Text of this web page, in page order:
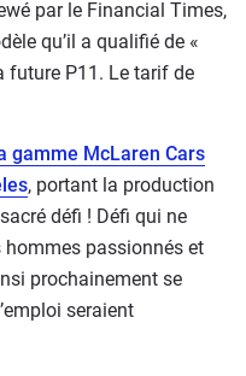
par le Financial Times,
qu’il a qualifié de «
future P11. Le tarif de
gamme McLaren Cars
, portant la production
défi ! Défi qui ne
hommes passionnés et
prochainement se
seraient